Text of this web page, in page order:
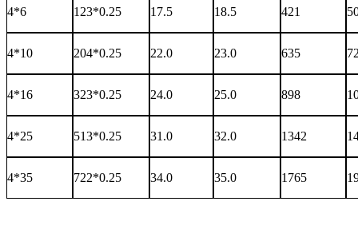
4*6 123*0.25 17.5 18.5 421
4*10 204*0.25 22.0 23.0 635
4*16 323*0.25 24.0 25.0 898
4*25 513*0.25 31.0 32.0 1342
4*35 722*0.25 34.0 35.0 1765